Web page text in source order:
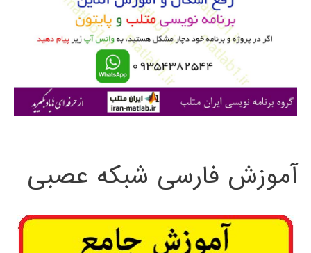
ی
آموزش فارسی شبکه عصبی